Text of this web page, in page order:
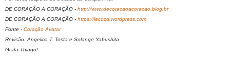
DE CORAÇÃO A CORAÇÃO - http://www.decoracaoacoracao.blog.br
DE CORAÇÃO A CORAÇÃO - https://lecocq.wordpress.com
Fonte - Coração Avatar
Revisão: Angelica T. Tosta e Solange Yabushita
Grata Thiago!